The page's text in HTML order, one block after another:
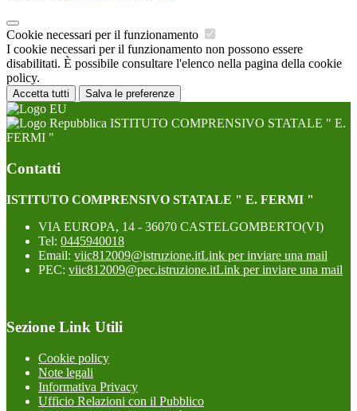
Cookie necessari per il funzionamento
I cookie necessari per il funzionamento non possono essere
disabilitati. È possibile consultare l'elenco nella pagina della cookie
policy.
Accetta tutti Salva le preferenze
ISTITUTO COMPRENSIVO STATALE " E.
FERMI "
Contatti
ISTITUTO COMPRENSIVO STATALE " E. FERMI "
VIA EUROPA, 14 - 36070 CASTELGOMBERTO(VI)
Tel: 0445940018
Email: viic812009@istruzione.itLink per inviare una mail
PEC: viic812009@pec.istruzione.itLink per inviare una mail
Sezione Link Utili
Cookie policy
Note legali
Informativa Privacy
Ufficio Relazioni con il Pubblico